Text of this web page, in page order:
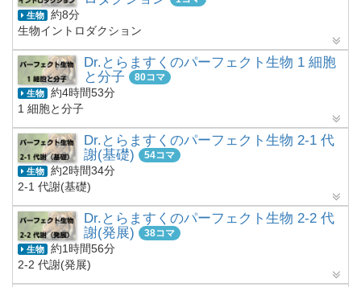
生物
約8分
生物イントロダクション
Dr.とらますくのパーフェクト生物 1 細胞
と分子
80コマ
生物
約4時間53分
1 細胞と分子
Dr.とらますくのパーフェクト生物 2-1 代
謝(基礎)
54コマ
生物
約2時間34分
2-1 代謝(基礎)
Dr.とらますくのパーフェクト生物 2-2 代
謝(発展)
38コマ
生物
約1時間56分
2-2 代謝(発展)